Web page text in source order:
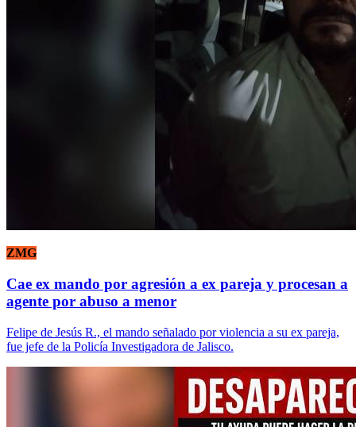
ZMG
Cae ex mando por agresión a ex pareja y procesan a
agente por abuso a menor
Felipe de Jesús R., el mando señalado por violencia a su ex pareja,
fue jefe de la Policía Investigadora de Jalisco.